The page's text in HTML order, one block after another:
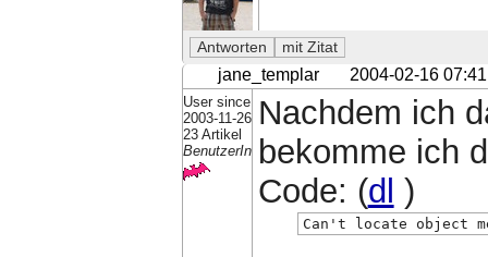
jane_templar 2004-02-16 07:41
User since
2003-11-26
23 Artikel
BenutzerIn
Nachdem ich
bekomme ich
Code: (dl )
Can't locate object